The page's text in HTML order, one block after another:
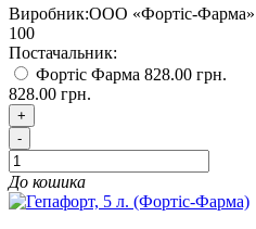
Виробник:ООО «Фортіс-Фарма»
100
Постачальник:
Фортіс Фарма 828.00 грн.
828.00 грн.
+
-
До кошика